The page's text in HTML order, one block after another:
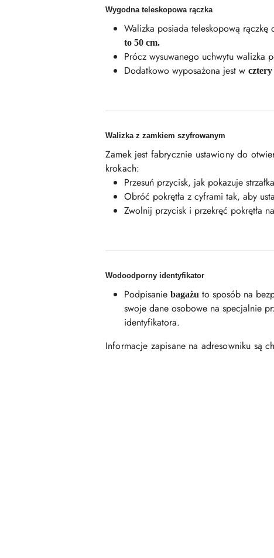
Wygodna teleskopowa rączka
Walizka posiada teleskopową
to 50 cm.
Prócz wysuwanego uchwytu walizka
Dodatkowo wyposażona jest w
Walizka z zamkiem szyfrowanym
Zamek jest fabrycznie ustawiony do
krokach:
Przesuń przycisk, jak pokazuje
Obróć pokrętła z cyframi tak, aby
Zwolnij przycisk i przekręć pokrętła
Wodoodporny identyfikator
Podpisanie bagażu to sposób na
swoje dane osobowe na specjalnie
identyfikatora.
Informacje zapisane na adresowniku są